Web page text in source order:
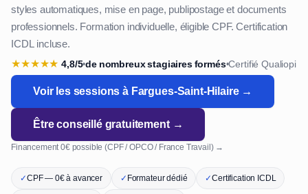
styles automatiques, mise en page, publipostage et documents
professionnels. Formation individuelle, éligible CPF. Certification
ICDL incluse.
★★★★★ 4,8/5•de nombreux stagiaires formés•Certifié Qualiopi
Voir les sessions à Fargues-Saint-Hilaire →
Être conseillé gratuitement →
Financement 0€ possible (CPF / OPCO / France Travail) →
✓CPF — 0€ à avancer ✓Formateur dédié ✓Certification ICDL